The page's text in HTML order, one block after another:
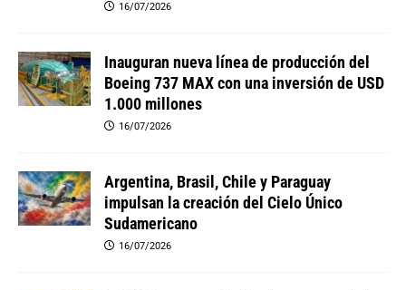
16/07/2026
Inauguran nueva línea de producción del
Boeing 737 MAX con una inversión de USD
1.000 millones
16/07/2026
Argentina, Brasil, Chile y Paraguay
impulsan la creación del Cielo Único
Sudamericano
16/07/2026